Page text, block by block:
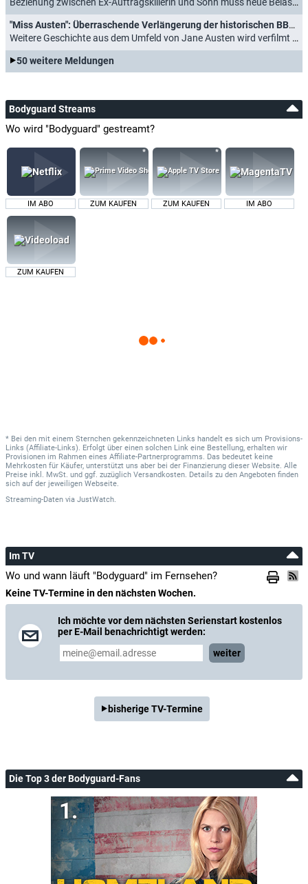
"Miss Austen": Überraschende Verlängerung der historischen BBC-Miniserie
Weitere Geschichte aus dem Umfeld von Jane Austen wird verfilmt (17.12.2025)
50 weitere Meldungen
Bodyguard Streams
Wo wird "Bodyguard" gestreamt?
IM ABO ZUM KAUFEN ZUM KAUFEN IM ABO
ZUM KAUFEN
* Bei den mit einem Sternchen gekennzeichneten Links handelt es sich um Provisions-
Links (Affiliate-Links). Erfolgt über einen solchen Link eine Bestellung, erhalten wir
Provisionen im Rahmen eines Affiliate-Partnerprogramms. Das bedeutet keine
Mehrkosten für Käufer, unterstützt uns aber bei der Finanzierung dieser Website. Alle
Preise inkl. MwSt. und ggf. zuzüglich Versandkosten. Details zu den Angeboten finden
sich auf der jeweiligen Webseite.
Streaming-Daten via JustWatch.
Im TV
Wo und wann läuft "Bodyguard" im Fernsehen?
Keine TV-Termine in den nächsten Wochen.
Ich möchte vor dem nächsten Serienstart kostenlos
per E-Mail benachrichtigt werden:
weiter
bisherige TV-Termine
Die Top 3 der Bodyguard-Fans